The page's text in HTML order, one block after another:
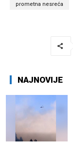
prometna nesreća
NAJNOVIJE